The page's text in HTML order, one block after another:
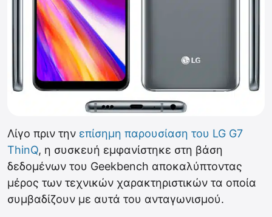
Λίγο πριν την επίσημη παρουσίαση του LG G7
ThinQ, η συσκευή εμφανίστηκε στη βάση
δεδομένων του Geekbench αποκαλύπτοντας
μέρος των τεχνικών χαρακτηριστικών τα οποία
συμβαδίζουν με αυτά του ανταγωνισμού.